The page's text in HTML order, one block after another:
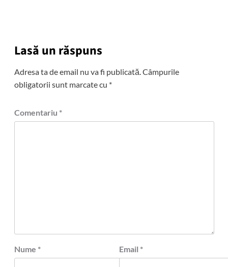
Lasă un răspuns
Adresa ta de email nu va fi publicată.Câmpurile
obligatorii sunt marcate cu *
Comentariu *
Nume * Email *